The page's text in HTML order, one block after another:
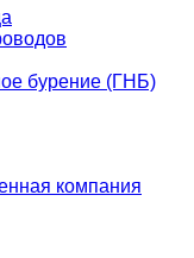
бурение (ГНБ)
компания